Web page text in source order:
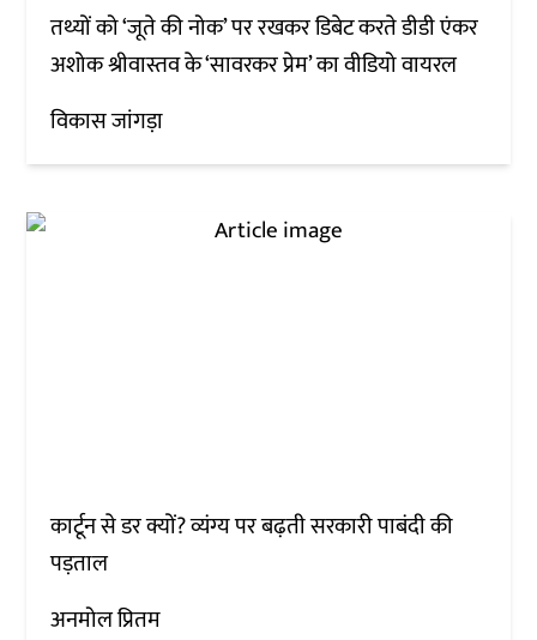
तथ्यों को ‘जूते की नोक’ पर रखकर डिबेट करते डीडी एंकर
अशोक श्रीवास्तव के ‘सावरकर प्रेम’ का वीडियो वायरल
विकास जांगड़ा
कार्टून से डर क्यों? व्यंग्य पर बढ़ती सरकारी पाबंदी की
पड़ताल
अनमोल प्रितम